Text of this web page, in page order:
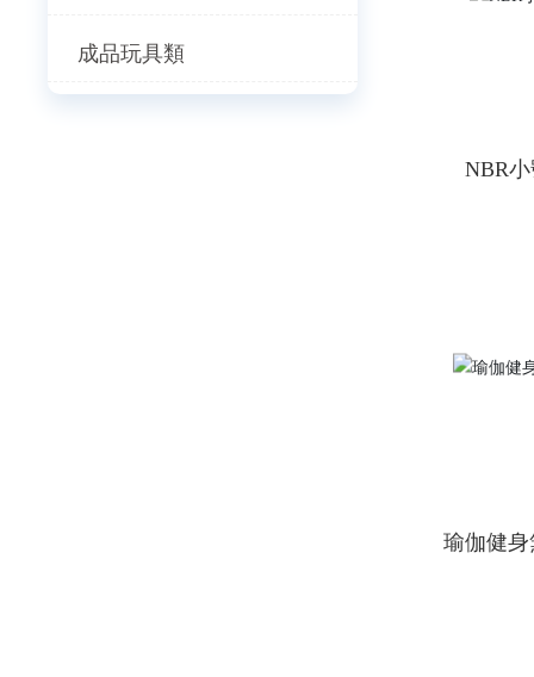
成品玩具類
NBR
瑜伽健